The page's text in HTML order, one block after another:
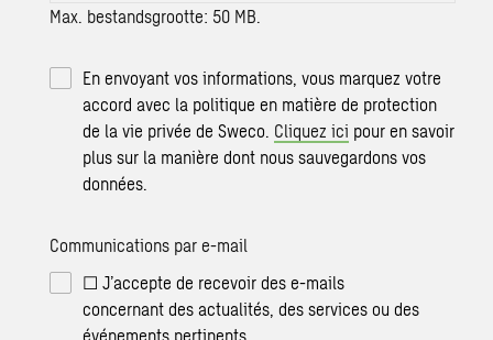
Max. bestandsgrootte: 50 MB.
En envoyant vos informations, vous marquez votre
accord avec la politique en matière de protection
de la vie privée de Sweco. Cliquez ici pour en savoir
plus sur la manière dont nous sauvegardons vos
données.
Communications par e-mail
☐ J’accepte de recevoir des e-mails
concernant des actualités, des services ou des
événements pertinents.